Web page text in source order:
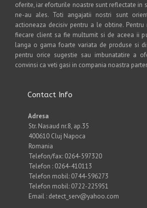
oferite, iar eforturile noastre sunt reflectate in
ne-au ales. Toti angajatii nostri sunt
actioneaza decisiv pentru a le obtine.
fiecare client sa fie multumit si de aceea ii
langa o gama foarte variata de produse si
pentru orice sugestie sau imbunatatire a
convinsi ca veti gasi in compania noastra
Contact Info
Adresa
Str. Nasaud nr.8, ap.35
400610 Cluj Napoca
Romania
Telefon/fax: 0264-597320
Telefon : 0264-410113
Telefon mobil: 0744-596273
Telefon mobil: 0722-225951
Email : detect_serv@yahoo.com